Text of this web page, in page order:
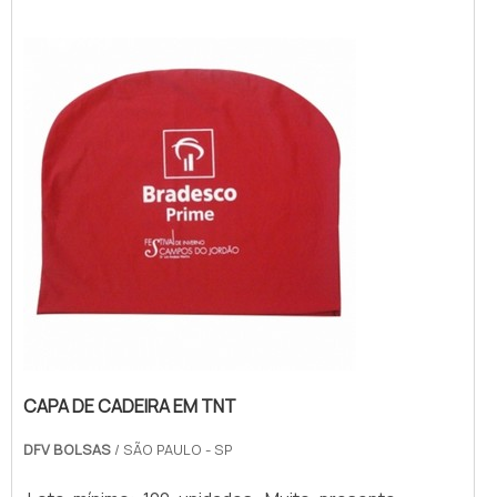
produto, a marca se torna exclusiva, levando
a marca ou nome do evento. Além di...
CAPA DE CADEIRA EM TNT
DFV BOLSAS / SÃO PAULO - SP